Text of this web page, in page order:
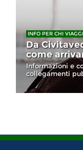
INFO PER CHI
Da
come
Informazioni e
collegamenti